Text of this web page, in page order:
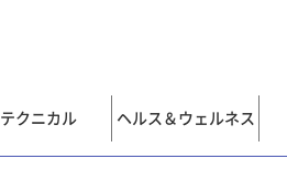
テクニカル ヘルス＆ウェルネス